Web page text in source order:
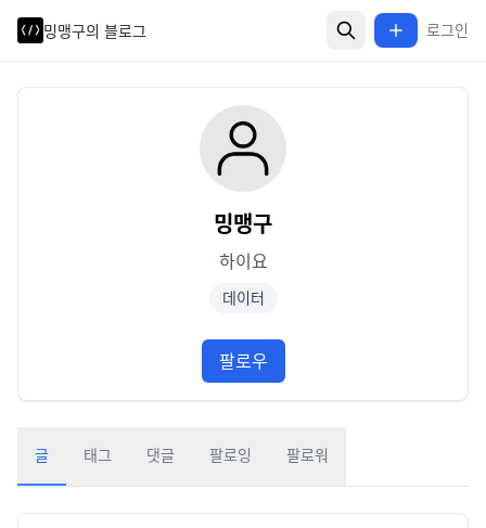
밍맹구의 블로그 로그인
밍맹구
하이요
데이터
팔로우
글 태그 댓글 팔로잉 팔로워